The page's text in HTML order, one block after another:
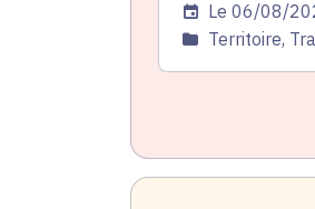
Date de l'arrêté
Le 06/08/
Catégorie
Territoire,